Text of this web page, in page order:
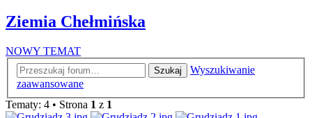
Ziemia Chełmińska
NOWY TEMAT
Szukaj
Wyszukiwanie
zaawansowane
Tematy: 4 • Strona 1 z 1